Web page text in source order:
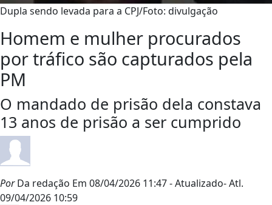
Dupla sendo levada para a CPJ/Foto: divulgação
Homem e mulher procurados
por tráfico são capturados pela
PM
O mandado de prisão dela constava
13 anos de prisão a ser cumprido
PorDa redação Em 08/04/2026 11:47- Atualizado- Atl.
09/04/2026 10:59